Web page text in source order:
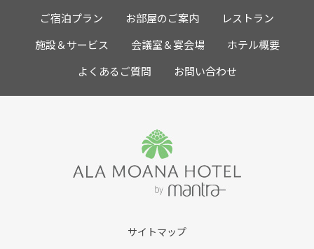
ご宿泊プラン お部屋のご案内
レストラン
施設＆サービス
会議室＆宴会場
ホテル概要
よくあるご質問
お問い合わせ
サイトマップ